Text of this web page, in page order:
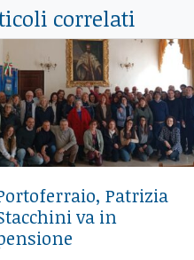
correlati
Patrizia
va in